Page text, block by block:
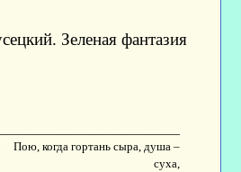
Зеленая фантазия
Пою, когда гортань сыра, душа –
суха,